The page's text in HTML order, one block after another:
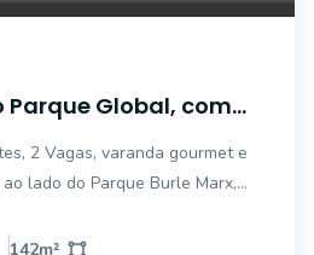
Global, com
Burle Marx
lado do Parque Burle Marx,
este espaçoso apartamento
142m²